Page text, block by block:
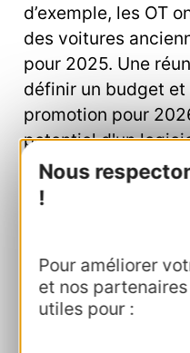
Nous
!
Pour améliorer
et nos
utiles pour :
d’exemple, les OT
des voitures
pour 2025. Une
définir un budget
promotion pour
potentiel d'un
carnets de routeet
Fédération